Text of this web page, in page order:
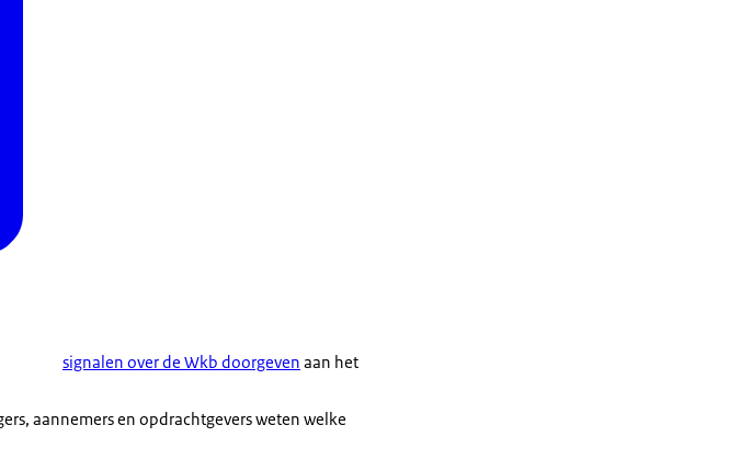
signalen over de Wkb doorgeven aan het
aannemers en opdrachtgevers weten welke